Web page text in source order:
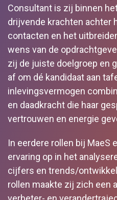
Consultant is zij binnen
drijvende krachten achter
contacten en het
wens van de
zij de juiste doelgroep en
af om dé kandidaat aan
inlevingsvermogen
en daadkracht die haar
vertrouwen en energie
In eerdere rollen bij MaeS
ervaring op in het
cijfers en trends/
rollen maakte zij zich een